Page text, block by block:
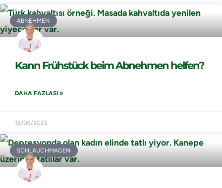
ABNEHMEN
Kann Frühstück beim Abnehmen helfen?
DAHA FAZLASI »
13/06/2023
SCHLAUCHMAGEN